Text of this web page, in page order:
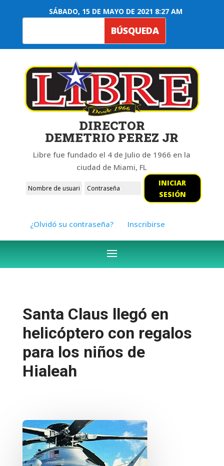
SÁBADO, 15 DE MAYO DE 2021 8:27 AM
DIRECTOR
DEMETRIO PEREZ JR
Libre fue fundado el 4 de Julio de 1966 en la
ciudad de Miami, FL
INICIAR
SESIÓN
¿Olvidó su contraseña? Inscribirse
Santa Claus llegó en
helicóptero con regalos
para los niños de
Hialeah